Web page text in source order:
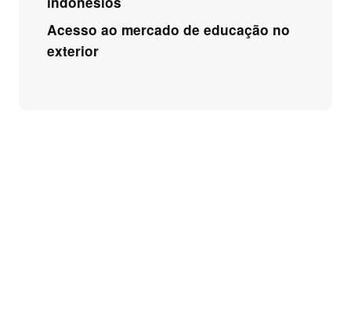
Acesso ao mercado de educação no
exterior